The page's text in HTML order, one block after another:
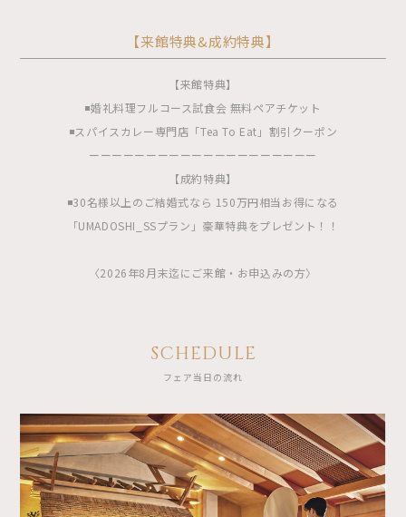
【来館特典&成約特典】
【来館特典】
◾️婚礼料理フルコース試食会 無料ペアチケット
◾️スパイスカレー専門店「Tea To Eat」割引クーポン
ーーーーーーーーーーーーーーーーーーーー
【成約特典】
◾️30名様以上のご結婚式なら 150万円相当お得になる
「UMADOSHI_SSプラン」豪華特典をプレゼント！！
〈2026年8月末迄にご来館・お申込みの方〉
SCHEDULE
フェア当日の流れ